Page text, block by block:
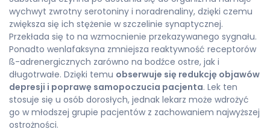
wychwyt zwrotny serotoniny i noradrenaliny, dzięki czemu
zwiększa się ich stężenie w szczelinie synaptycznej.
Przekłada się to na wzmocnienie przekazywanego sygnału.
Ponadto wenlafaksyna zmniejsza reaktywność receptorów
ß-adrenergicznych zarówno na bodźce ostre, jak i
długotrwałe. Dzięki temu obserwuje się redukcję objawów
depresji i poprawę samopoczucia pacjenta. Lek ten
stosuje się u osób dorosłych, jednak lekarz może wdrożyć
go w młodszej grupie pacjentów z zachowaniem najwyższej
ostrożności.